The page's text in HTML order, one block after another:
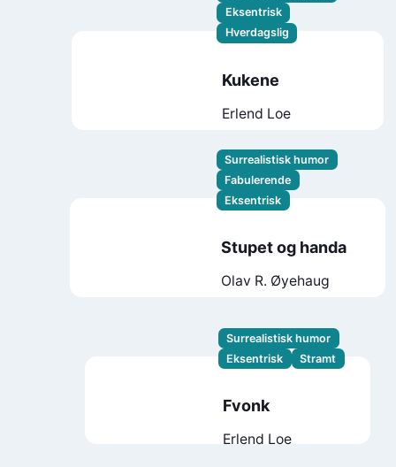
Eksentrisk
Hverdagslig
Kukene
Erlend Loe
Surrealistisk humor
Fabulerende
Eksentrisk
Stupet og handa
Olav R. Øyehaug
Surrealistisk humor
Eksentrisk
Stramt
Fvonk
Erlend Loe